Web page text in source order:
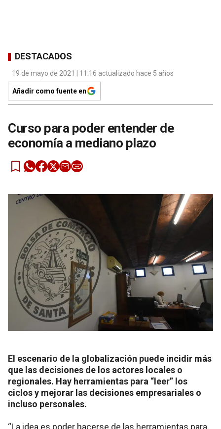
DESTACADOS
19 de mayo de 2021 | 11:16 actualizado hace 5 años
Añadir como fuente en
Curso para poder entender de
economía a mediano plazo
El escenario de la globalización puede incidir más
que las decisiones de los actores locales o
regionales. Hay herramientas para “leer” los
ciclos y mejorar las decisiones empresariales o
incluso personales.
“La idea es poder hacerse de las herramientas para